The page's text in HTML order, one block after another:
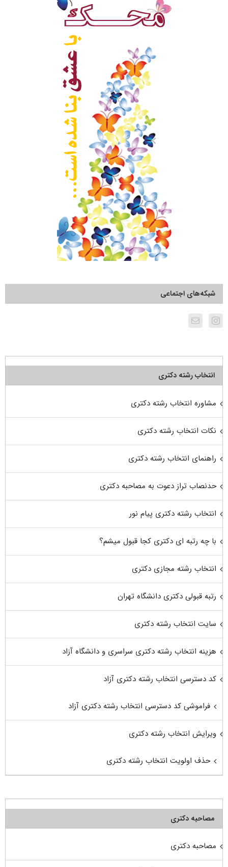
شبکه‌های اجتماعی
انتخاب رشته دکتری
مشاوره انتخاب رشته دکتری
نکات انتخاب رشته دکتری
راهنمای انتخاب رشته دکتری
حدنصاب تراز دعوت به مصاحبه دکتری
انتخاب رشته دکتری پیام نور
با چه رتبه ای دکتری کجا قبول میشم؟
انتخاب رشته مجازی دکتری
رتبه قبولی دکتری دانشگاه تهران
سایت انتخاب رشته دکتری
هزینه انتخاب رشته دکتری سراسری و دانشگاه آزاد
کد دسترسی انتخاب رشته دکتری آزاد
فراموشی کد دسترسی انتخاب رشته دکتری آزاد
ویرایش انتخاب رشته دکتری
حذف اولویت انتخاب رشته دکتری
مصاحبه دکتری
مصاحبه دکتری